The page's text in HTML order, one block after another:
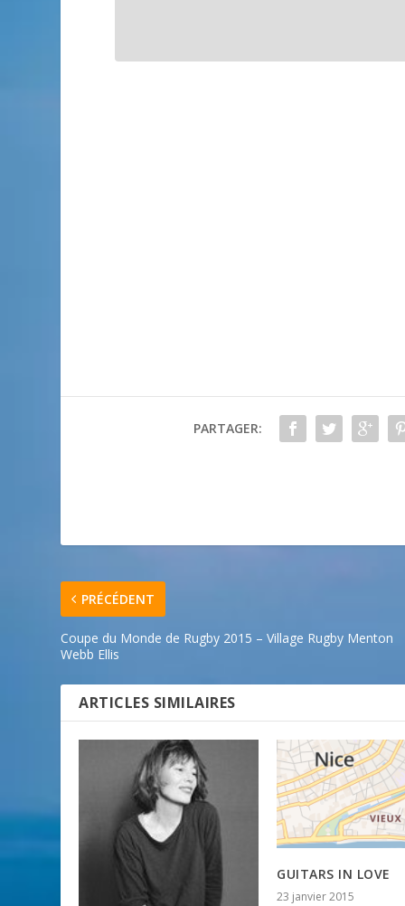
PARTAGER:
PRÉCÉDENT
Coupe du Monde de Rugby 2015 – Village Rugby Menton
Webb Ellis
ARTICLES SIMILAIRES
GUITARS IN LOVE
23 janvier 2015